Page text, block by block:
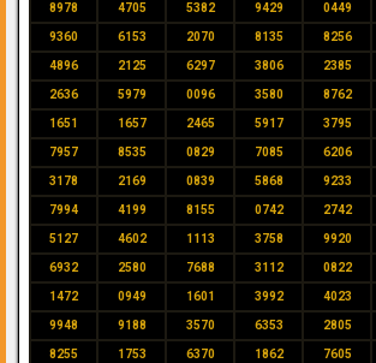
8978 4705 5382 9429 0449
9360 6153 2070 8135 8256
4896 2125 6297 3806 2385
2636 5979 0096 3580 8762
1651 1657 2465 5917 3795
7957 8535 0829 7085 6206
3178 2169 0839 5868 9233
7994 4199 8155 0742 2742
5127 4602 1113 3758 9920
6932 2580 7688 3112 0822
1472 0949 1601 3992 4023
9948 9188 3570 6353 2805
8255 1753 6370 1862 7605